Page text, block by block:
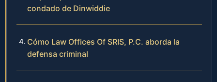
condado de Dinwiddie
Cómo Law Offices Of SRIS, P.C. aborda la
defensa criminal